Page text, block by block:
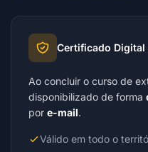
Certificado Digital
Ao concluir o curso de
disponibilizado de forma
por e-mail.
Válido em todo o